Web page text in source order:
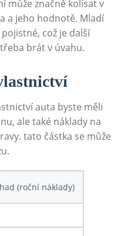
může značně kolísat v
a jeho hodnotě. Mladí
což je další
brát v úvahu.
auta byste měli
ale také náklady na
tato částka se může
(roční náklady)